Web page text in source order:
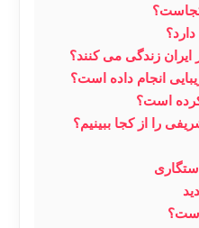
کجاست؟
ایران زندگی می کنند؟
انجام داده است؟
کرده است؟
را از کجا ببینیم؟